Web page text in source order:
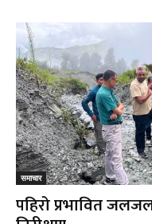
समाचार
पहिरो प्रभावित